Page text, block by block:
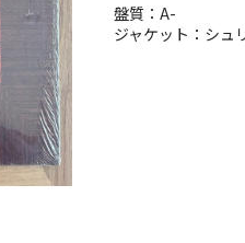
盤質：A-
ジャケット：シュ